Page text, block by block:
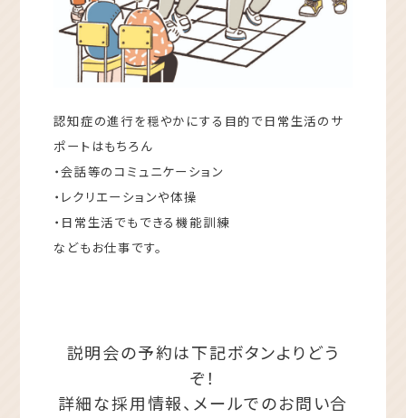
認知症の進行を穏やかにする目的で日常生活のサ
ポートはもちろん
・会話等のコミュニケーション
・レクリエーションや体操
・日常生活でもできる機能訓練
などもお仕事です。
説明会の予約は下記ボタンよりどう
ぞ！
詳細な採用情報、メールでのお問い合